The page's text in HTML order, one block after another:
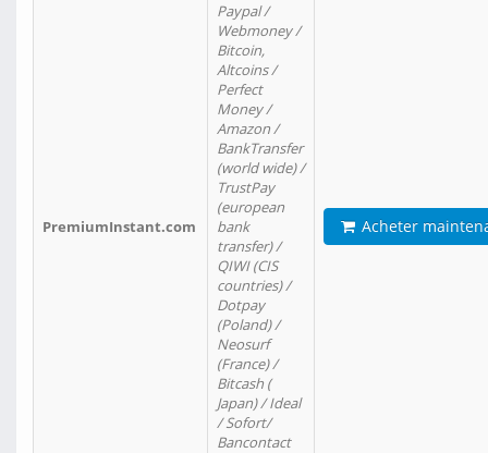
PremiumInstant.com
Paypal /
Webmoney /
Bitcoin,
Altcoins /
Perfect
Money /
Amazon /
BankTransfer
(world wide) /
TrustPay
(european
bank
transfer) /
QIWI (CIS
countries) /
Dotpay
(Poland) /
Neosurf
(France) /
Bitcash (
Japan) / Ideal
/ Sofort/
Bancontact
Acheter